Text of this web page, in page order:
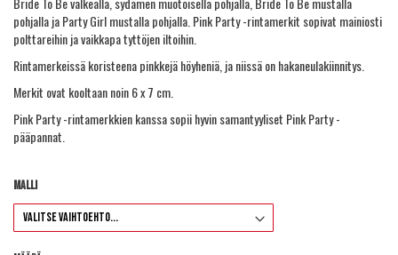
pohjalla ja Party Girl mustalla pohjalla. Pink Party -rintamerkit sopivat mainiosti
polttareihin ja vaikkapa tyttöjen iltoihin.
Rintamerkeissä koristeena pinkkejä höyheniä, ja niissä on hakaneulakiinnitys.
Merkit ovat kooltaan noin 6 x 7 cm.
Pink Party -rintamerkkien kanssa sopii hyvin samantyyliset Pink Party -
pääpannat
Malli